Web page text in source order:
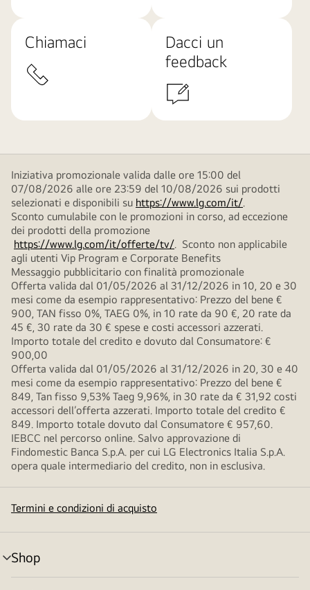
Chiamaci
Dacci un
feedback
Iniziativa promozionale valida dalle ore 15:00 del
07/08/2026 alle ore 23:59 del 10/08/2026 sui prodotti
selezionati e disponibili su https://www.lg.com/it/.
Sconto cumulabile con le promozioni in corso, ad eccezione
dei prodotti della promozione
https://www.lg.com/it/offerte/tv/. Sconto non applicabile
agli utenti Vip Program e Corporate Benefits
Messaggio pubblicitario con finalità promozionale
Offerta valida dal 01/05/2026 al 31/12/2026 in 10, 20 e 30
mesi come da esempio rappresentativo: Prezzo del bene €
900, TAN fisso 0%, TAEG 0%, in 10 rate da 90 €, 20 rate da
45 €, 30 rate da 30 € spese e costi accessori azzerati.
Importo totale del credito e dovuto dal Consumatore: €
900,00
Offerta valida dal 01/05/2026 al 31/12/2026 in 20, 30 e 40
mesi come da esempio rappresentativo: Prezzo del bene €
849, Tan fisso 9,53% Taeg 9,96%, in 30 rate da € 31,92 costi
accessori dell’offerta azzerati. Importo totale del credito €
849. Importo totale dovuto dal Consumatore € 957,60.
IEBCC nel percorso online. Salvo approvazione di
Findomestic Banca S.p.A. per cui LG Electronics Italia S.p.A.
opera quale intermediario del credito, non in esclusiva.
Termini e condizioni di acquisto
Shop
Attivazione
menu